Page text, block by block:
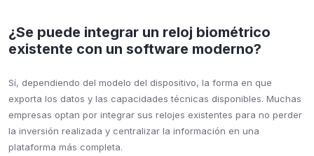
¿Se puede integrar un reloj biométrico
existente con un software moderno?
Sí, dependiendo del modelo del dispositivo, la forma en que
exporta los datos y las capacidades técnicas disponibles. Muchas
empresas optan por integrar sus relojes existentes para no perder
la inversión realizada y centralizar la información en una
plataforma más completa.